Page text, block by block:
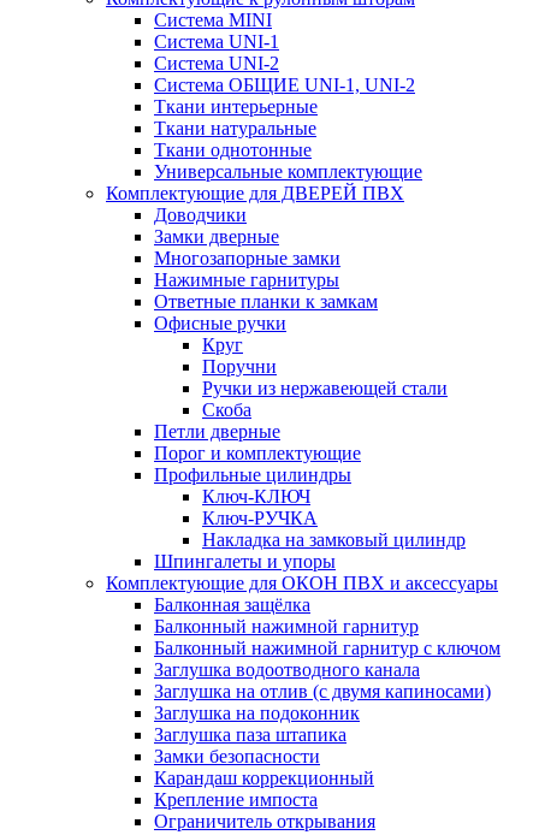
Система MINI
Система UNI-1
Система UNI-2
Система ОБЩИЕ UNI-1, UNI-2
Ткани интерьерные
Ткани натуральные
Ткани однотонные
Универсальные комплектующие
Комплектующие для ДВЕРЕЙ ПВХ
Доводчики
Замки дверные
Многозапорные замки
Нажимные гарнитуры
Ответные планки к замкам
Офисные ручки
Круг
Поручни
Ручки из нержавеющей стали
Скоба
Петли дверные
Порог и комплектующие
Профильные цилиндры
Ключ-КЛЮЧ
Ключ-РУЧКА
Накладка на замковый цилиндр
Шпингалеты и упоры
Комплектующие для ОКОН ПВХ и аксессуары
Балконная защёлка
Балконный нажимной гарнитур
Балконный нажимной гарнитур с ключом
Заглушка водоотводного канала
Заглушка на отлив (с двумя капиносами)
Заглушка на подоконник
Заглушка паза штапика
Замки безопасности
Карандаш коррекционный
Крепление импоста
Ограничитель открывания